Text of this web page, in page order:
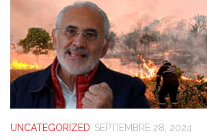
UNCATEGORIZED SEPTIEMBRE 28, 2024